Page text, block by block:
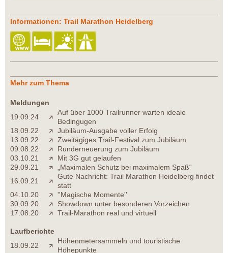
Informationen: Trail Marathon Heidelberg
Mehr zum Thema
Meldungen
19.09.24
Auf über 1000 Trailrunner warten ideale
Bedingugen
18.09.22
Jubiläum-Ausgabe voller Erfolg
13.09.22
Zweitägiges Trail-Festival zum Jubiläum
09.08.22
Runderneuerung zum Jubiläum
03.10.21
Mit 3G gut gelaufen
29.09.21
„Maximalen Schutz bei maximalem Spaß“
16.09.21
Gute Nachricht: Trail Marathon Heidelberg findet
statt
04.10.20
''Magische Momente''
30.09.20
Showdown unter besonderen Vorzeichen
17.08.20
Trail-Marathon real und virtuell
Laufberichte
18.09.22
Höhenmetersammeln und touristische
Höhepunkte